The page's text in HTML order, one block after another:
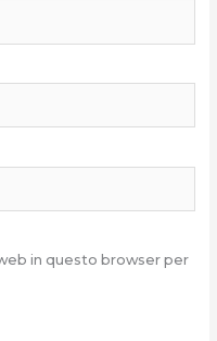
in questo browser per